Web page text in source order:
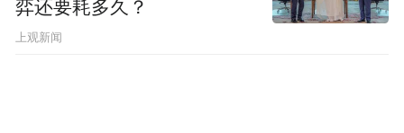
弈还要耗多久？
上观新闻